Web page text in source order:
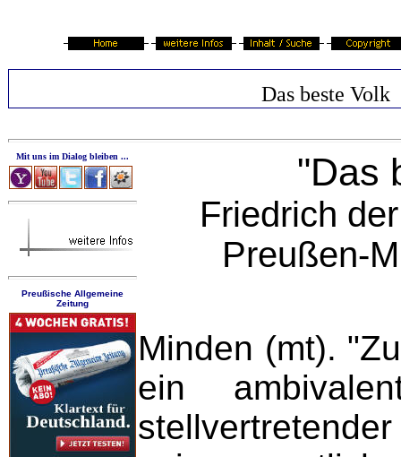
Das beste Volk
Mit uns im Dialog bleiben ...
Preußische Allgemeine
Zeitung
"Das
Friedrich
Preußen-
Minden (mt).
ein